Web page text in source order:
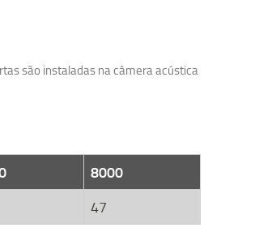
são instaladas na câmera acústica
8000
47